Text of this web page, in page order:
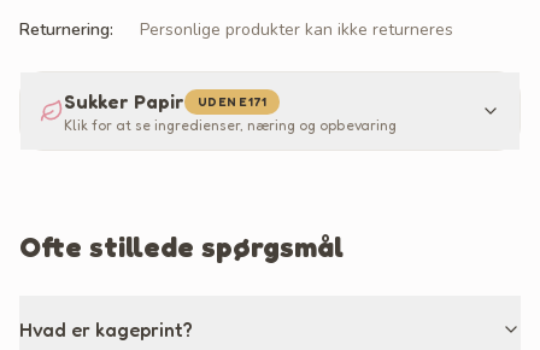
Returnering: Personlige produkter kan ikke returneres
Sukker Papir UDEN E171
Klik for at se ingredienser, næring og opbevaring
Ofte stillede spørgsmål
Hvad er kageprint?